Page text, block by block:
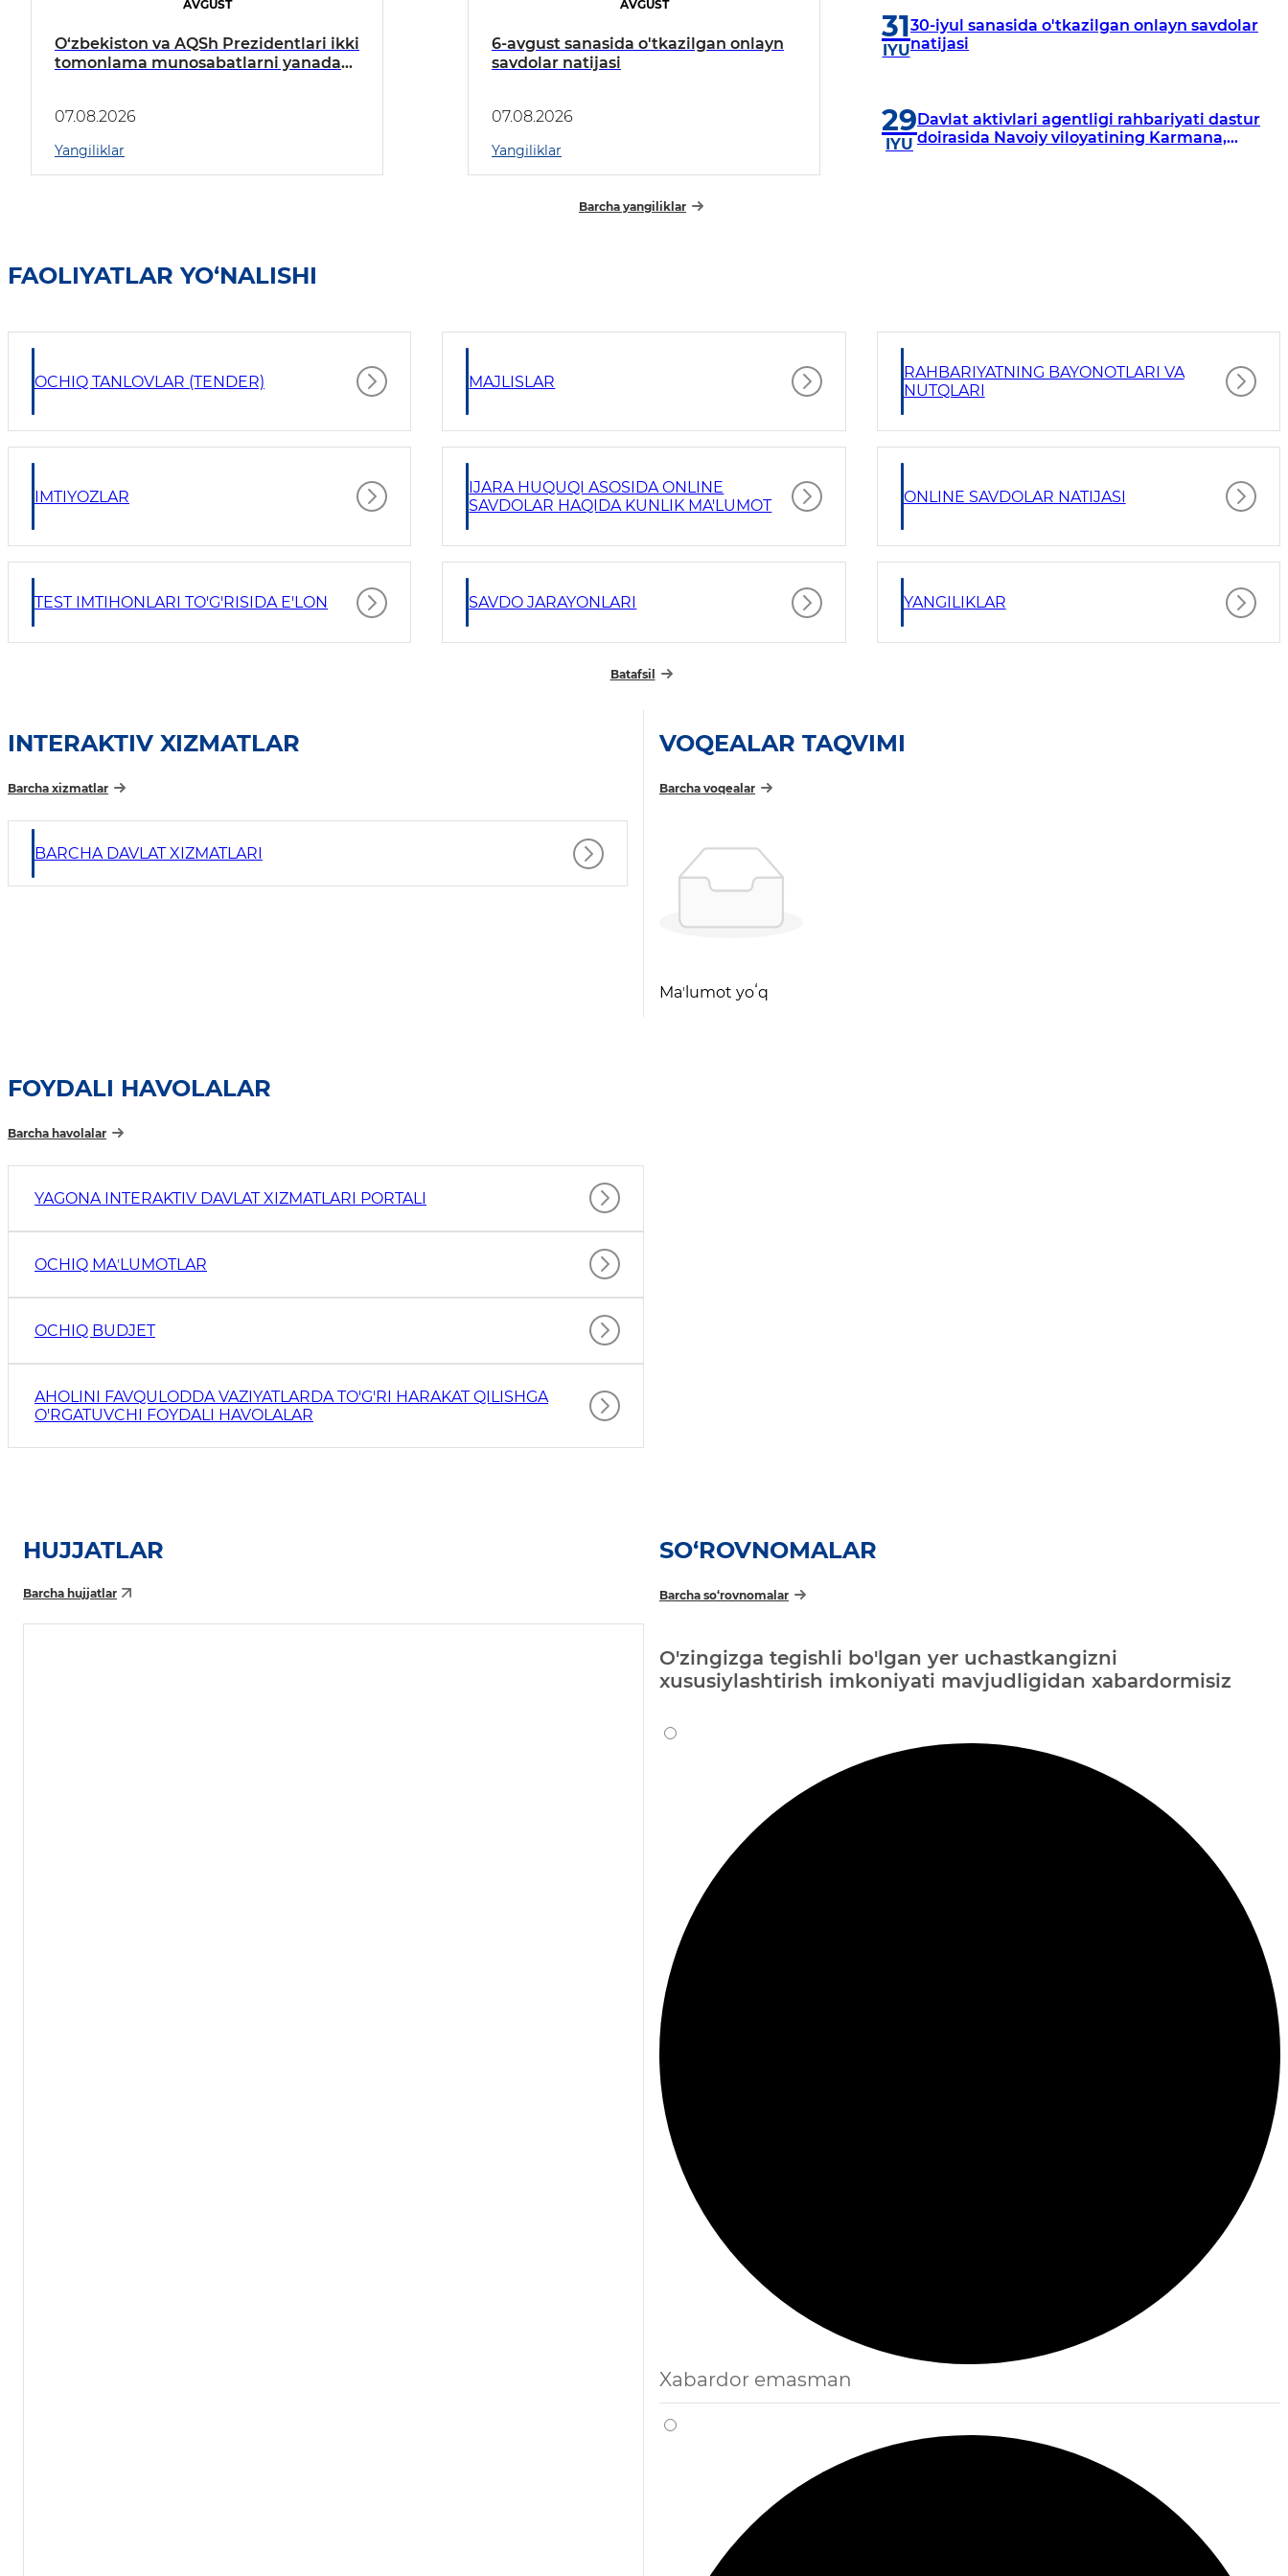
AVGUST
O‘zbekiston va AQSh Prezidentlari ikki
tomonlama munosabatlarni yanada
07.08.2026
Yangiliklar
AVGUST
6-avgust sanasida o'tkazilgan onlayn
savdolar natijasi
07.08.2026
Yangiliklar
31
IYU
30-iyul sanasida o'tkazilgan onlayn savdolar
natijasi
29
IYU
Davlat aktivlari agentligi rahbariyati dastur
doirasida Navoiy viloyatining Karmana,
Barcha yangiliklar
FAOLIYATLAR YO‘NALISHI
OCHIQ TANLOVLAR (TENDER) MAJLISLAR
RAHBARIYATNING BAYONOTLARI VA
NUTQLARI
IMTIYOZLAR
IJARA HUQUQI ASOSIDA ONLINE
SAVDOLAR HAQIDA KUNLIK MA'LUMOT
ONLINE SAVDOLAR NATIJASI
TEST IMTIHONLARI TO'G'RISIDA E'LON SAVDO JARAYONLARI YANGILIKLAR
Batafsil
INTERAKTIV XIZMATLAR
Barcha xizmatlar
BARCHA DAVLAT XIZMATLARI
VOQEALAR TAQVIMI
Barcha voqealar
Maʼlumot yoʻq
FOYDALI HAVOLALAR
Barcha havolalar
YAGONA INTERAKTIV DAVLAT XIZMATLARI PORTALI
OCHIQ MAʼLUMOTLAR
OCHIQ BUDJET
AHOLINI FAVQULODDA VAZIYATLARDA TO'G'RI HARAKAT QILISHGA
O'RGATUVCHI FOYDALI HAVOLALAR
HUJJATLAR
Barcha hujjatlar
SO‘ROVNOMALAR
Barcha so‘rovnomalar
O'zingizga tegishli bo'lgan yer uchastkangizni
xususiylashtirish imkoniyati mavjudligidan xabardormisiz
Xabardor emasman